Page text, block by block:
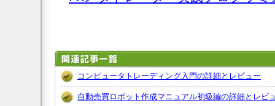
コンピュータトレーディング入門の詳細とレビュー
自動売買ロボット作成マニュアル初級編の詳細とレビ